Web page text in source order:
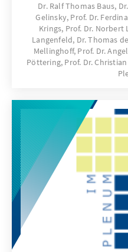
Dr. Ralf Thomas Baus,
Gelinsky, Prof. Dr.
Krings, Prof. Dr.
Langenfeld, Dr. Thomas
Mellinghoff, Prof. Dr.
Pöttering, Prof. Dr.